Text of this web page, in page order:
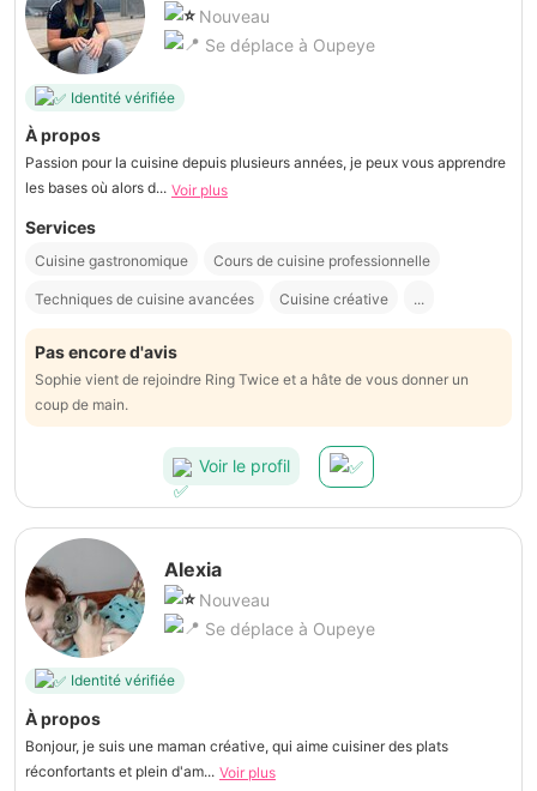
Nouveau
Se déplace à Oupeye
Identité vérifiée
À propos
Passion pour la cuisine depuis plusieurs années, je peux vous apprendre
les bases où alors d... Voir plus
Services
Cuisine gastronomique Cours de cuisine professionnelle
Techniques de cuisine avancées Cuisine créative ...
Pas encore d'avis
Sophie vient de rejoindre Ring Twice et a hâte de vous donner un
coup de main.
Voir le profil
Alexia
Nouveau
Se déplace à Oupeye
Identité vérifiée
À propos
Bonjour, je suis une maman créative, qui aime cuisiner des plats
réconfortants et plein d'am... Voir plus